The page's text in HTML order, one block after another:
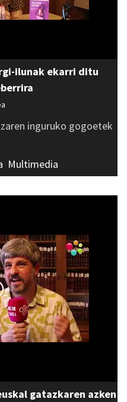
ilunak ekarri ditu
inguruko gogoetek
Multimedia
gatazkaren azken